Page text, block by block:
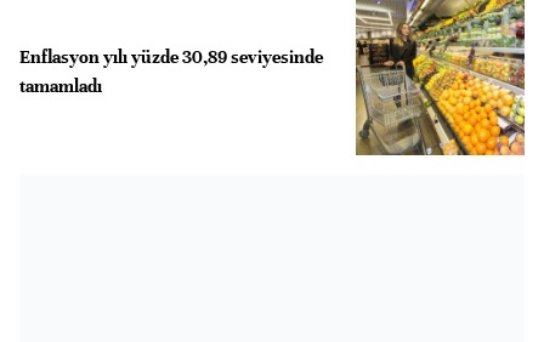
Enflasyon yılı yüzde 30,89 seviyesinde
tamamladı